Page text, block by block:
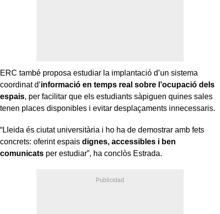
ERC també proposa estudiar la implantació d’un sistema
coordinat d’informació en temps real sobre l’ocupació dels
espais, per facilitar que els estudiants sàpiguen quines sales
tenen places disponibles i evitar desplaçaments innecessaris.
“Lleida és ciutat universitària i ho ha de demostrar amb fets
concrets: oferint espais dignes, accessibles i ben
comunicats per estudiar”, ha conclòs Estrada.